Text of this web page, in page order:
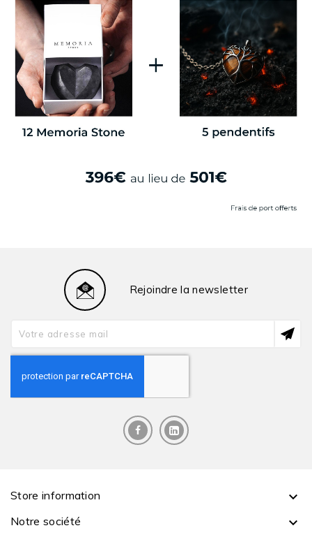
Rejoindre la newsletter
Store information 
Notre société 